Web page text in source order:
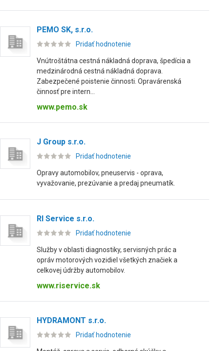
PEMO SK, s.r.o.
Pridať hodnotenie
Vnútroštátna cestná nákladná doprava, špedícia a
medzinárodná cestná nákladná doprava.
Zabezpečené poistenie činnosti. Opravárenská
činnosť pre intern...
www.pemo.sk
J Group s.r.o.
Pridať hodnotenie
Opravy automobilov, pneuservis - oprava,
vyvažovanie, prezúvanie a predaj pneumatík.
RI Service s.r.o.
Pridať hodnotenie
Služby v oblasti diagnostiky, servisných prác a
opráv motorových vozidiel všetkých značiek a
celkovej údržby automobilov.
www.riservice.sk
HYDRAMONT s.r.o.
Pridať hodnotenie